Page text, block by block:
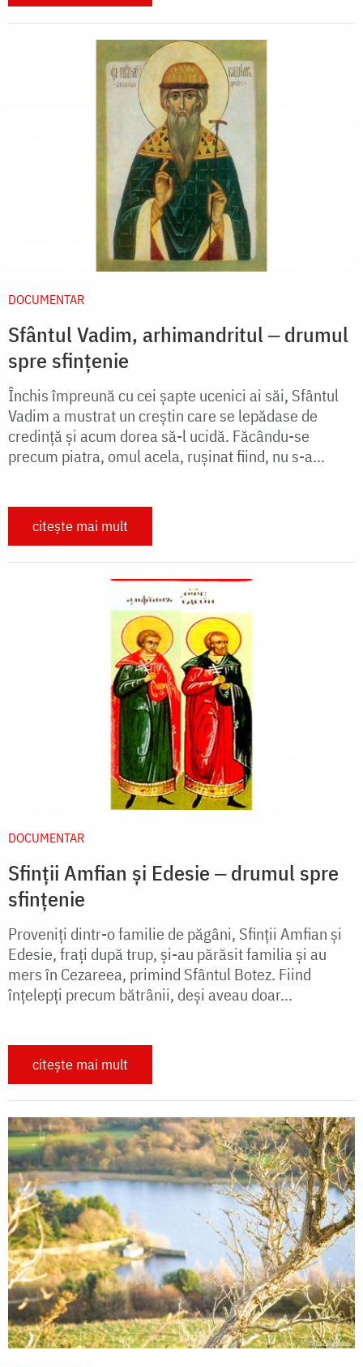
DOCUMENTAR
Sfântul Vadim, arhimandritul ‒ drumul
spre sfințenie
Închis împreună cu cei șapte ucenici ai săi, Sfântul
Vadim a mustrat un creștin care se lepădase de
credință și acum dorea să-l ucidă. Făcându-se
precum piatra, omul acela, rușinat fiind, nu s-a...
citește mai mult
DOCUMENTAR
Sfinții Amfian și Edesie ‒ drumul spre
sfințenie
Proveniți dintr-o familie de păgâni, Sfinții Amfian și
Edesie, frați după trup, și-au părăsit familia și au
mers în Cezareea, primind Sfântul Botez. Fiind
înțelepți precum bătrânii, deși aveau doar...
citește mai mult